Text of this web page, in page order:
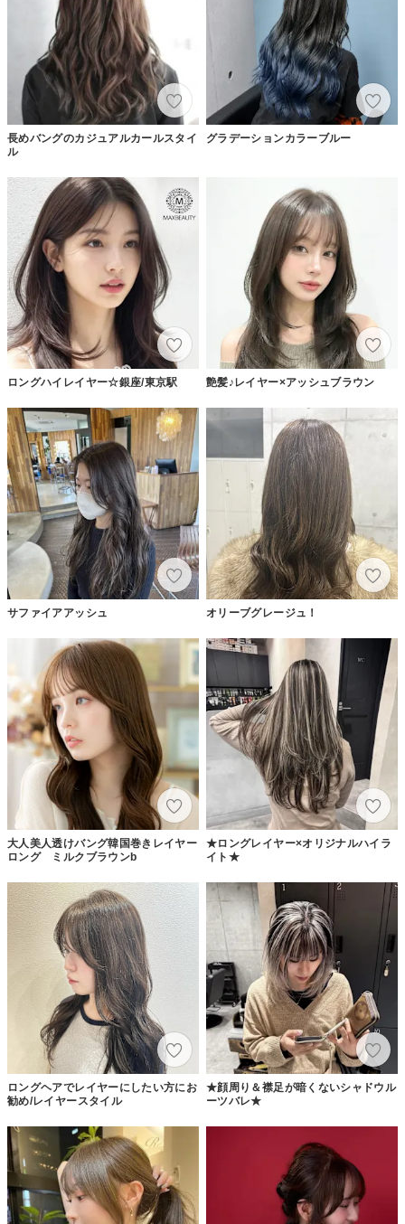
長めバングのカジュアルカールスタイ
ル
グラデーションカラーブルー
ロングハイレイヤー☆銀座/東京駅 艶髪♪レイヤー×アッシュブラウン
サファイアアッシュ オリーブグレージュ！
大人美人透けバング韓国巻きレイヤー
ロング ミルクブラウンb
★ロングレイヤー×オリジナルハイラ
イト★
ロングヘアでレイヤーにしたい方にお
勧め/レイヤースタイル
★顔周り＆襟足が暗くないシャドウル
ーツバレ★